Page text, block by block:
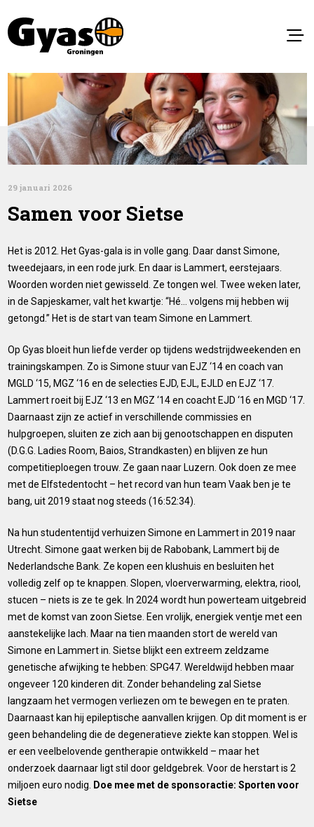
29 januari 2026
Samen voor Sietse
Het is 2012. Het Gyas-gala is in volle gang. Daar danst Simone,
tweedejaars, in een rode jurk. En daar is Lammert, eerstejaars.
Woorden worden niet gewisseld. Ze tongen wel. Twee weken later,
in de Sapjeskamer, valt het kwartje: “Hé… volgens mij hebben wij
getongd.” Het is de start van team Simone en Lammert.
Op Gyas bloeit hun liefde verder op tijdens wedstrijdweekenden en
trainingskampen. Zo is Simone stuur van EJZ ‘14 en coach van
MGLD ‘15, MGZ ‘16 en de selecties EJD, EJL, EJLD en EJZ ‘17.
Lammert roeit bij EJZ ‘13 en MGZ ‘14 en coacht EJD ‘16 en MGD ‘17.
Daarnaast zijn ze actief in verschillende commissies en
hulpgroepen, sluiten ze zich aan bij genootschappen en disputen
(D.G.G. Ladies Room, Baios, Strandkasten) en blijven ze hun
competitieploegen trouw. Ze gaan naar Luzern. Ook doen ze mee
met de Elfstedentocht – het record van hun team Vaak ben je te
bang, uit 2019 staat nog steeds (16:52:34).
Na hun studententijd verhuizen Simone en Lammert in 2019 naar
Utrecht. Simone gaat werken bij de Rabobank, Lammert bij de
Nederlandsche Bank. Ze kopen een klushuis en besluiten het
volledig zelf op te knappen. Slopen, vloerverwarming, elektra, riool,
stucen – niets is ze te gek. In 2024 wordt hun powerteam uitgebreid
met de komst van zoon Sietse. Een vrolijk, energiek ventje met een
aanstekelijke lach. Maar na tien maanden stort de wereld van
Simone en Lammert in. Sietse blijkt een extreem zeldzame
genetische afwijking te hebben: SPG47. Wereldwijd hebben maar
ongeveer 120 kinderen dit. Zonder behandeling zal Sietse
langzaam het vermogen verliezen om te bewegen en te praten.
Daarnaast kan hij epileptische aanvallen krijgen. Op dit moment is er
geen behandeling die de degeneratieve ziekte kan stoppen. Wel is
er een veelbelovende gentherapie ontwikkeld – maar het
onderzoek daarnaar ligt stil door geldgebrek. Voor de herstart is 2
miljoen euro nodig. Doe mee met de sponsoractie: Sporten voor
Sietse